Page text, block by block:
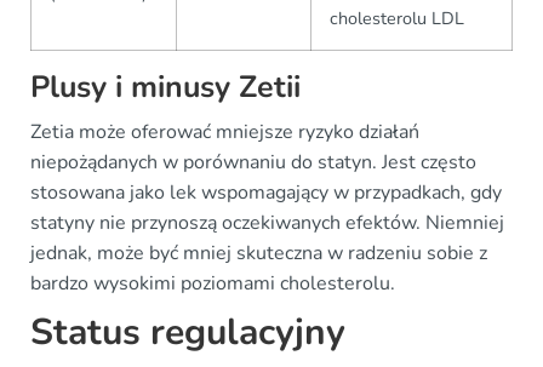
cholesterolu LDL
Plusy i minusy Zetii
Zetia może oferować mniejsze ryzyko działań
niepożądanych w porównaniu do statyn. Jest często
stosowana jako lek wspomagający w przypadkach, gdy
statyny nie przynoszą oczekiwanych efektów. Niemniej
jednak, może być mniej skuteczna w radzeniu sobie z
bardzo wysokimi poziomami cholesterolu.
Status regulacyjny